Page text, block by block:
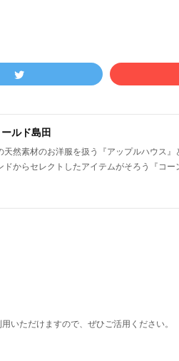
ルド島田
然素材のお洋服を扱う『アップルハウス
からセレクトしたアイテムがそろう『コー
いただけますので、ぜひご活用ください。